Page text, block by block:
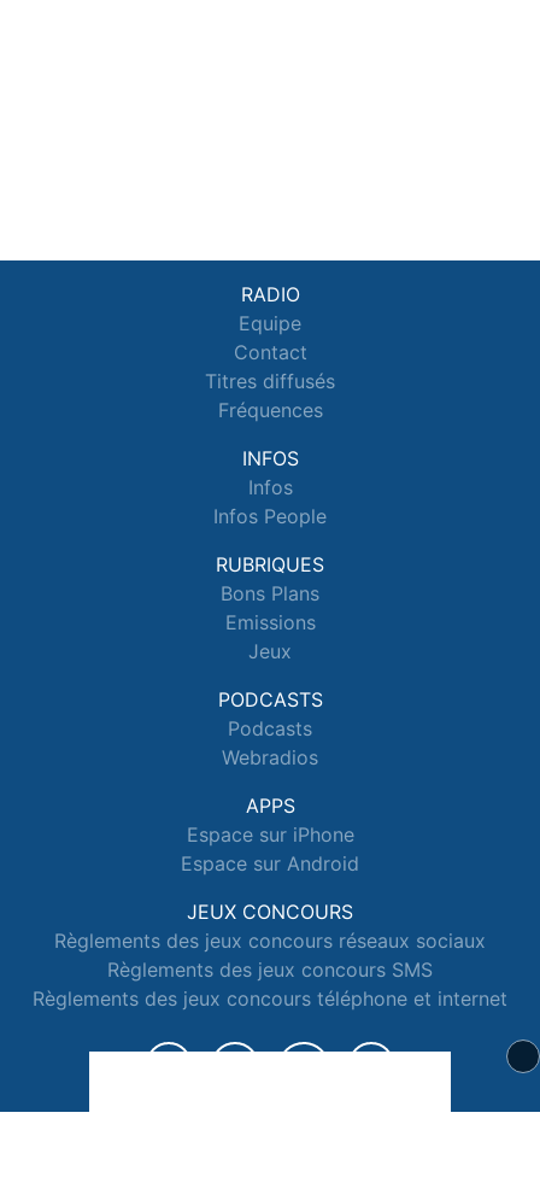
RADIO
Equipe
Contact
Titres diffusés
Fréquences
INFOS
Infos
Infos People
RUBRIQUES
Bons Plans
Emissions
Jeux
PODCASTS
Podcasts
Webradios
APPS
Espace sur iPhone
Espace sur Android
JEUX CONCOURS
Règlements des jeux concours réseaux sociaux
Règlements des jeux concours SMS
Règlements des jeux concours téléphone et internet